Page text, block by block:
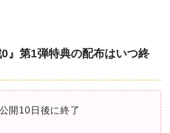
』第1弾特典の配布はいつ終
開10日後に終了